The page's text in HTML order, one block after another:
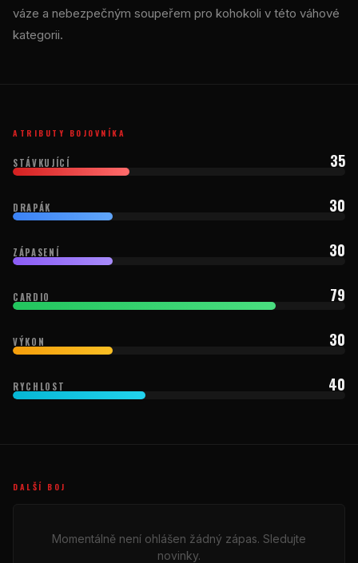
váze a nebezpečným soupeřem pro kohokoli v této váhové
kategorii.
ATRIBUTY BOJOVNÍKA
STÁVKUJÍCÍ 35
DRAPÁK 30
ZÁPASENÍ 30
CARDIO 79
VÝKON 30
RYCHLOST 40
DALŠÍ BOJ
Momentálně není ohlášen žádný zápas. Sledujte
novinky.